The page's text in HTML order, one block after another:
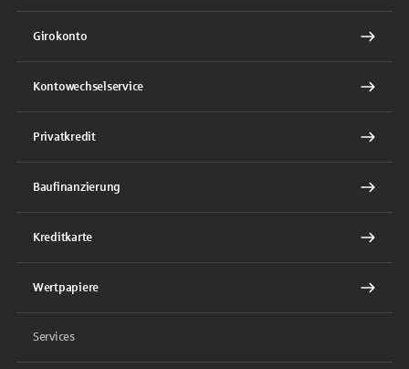
Girokonto
Kontowechselservice
Privatkredit
Baufinanzierung
Kreditkarte
Wertpapiere
Services